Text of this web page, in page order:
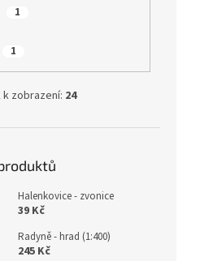
1
1
zobrazení: 24
Halenkovice - zvonice
39 Kč
Radyně - hrad (1:400)
245 Kč